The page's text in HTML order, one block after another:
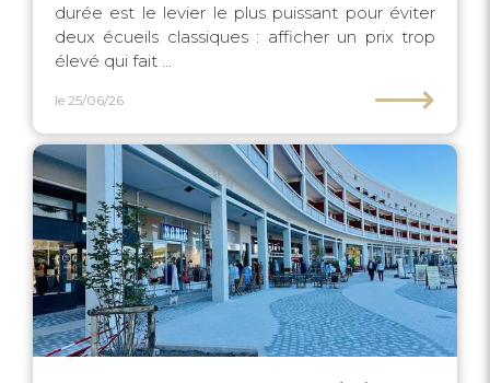
durée est le levier le plus puissant pour éviter
deux écueils classiques : afficher un prix trop
élevé qui fait ...
le 25/06/26 ⟶